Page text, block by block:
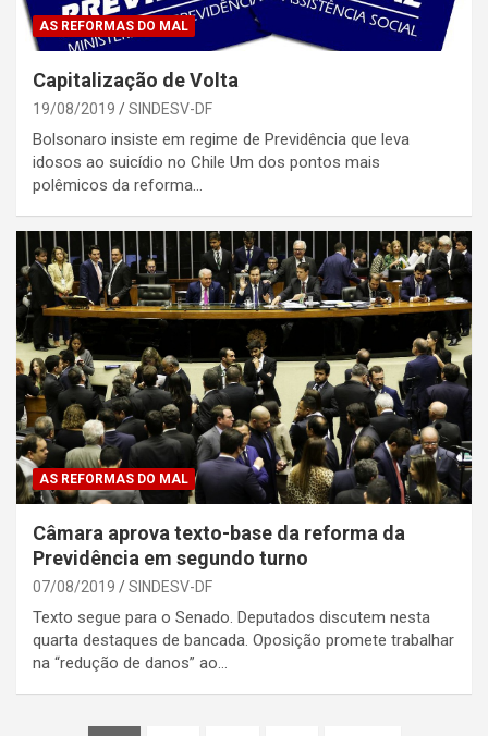
AS REFORMAS DO MAL
Capitalização de Volta
19/08/2019 SINDESV-DF
Bolsonaro insiste em regime de Previdência que leva
idosos ao suicídio no Chile Um dos pontos mais
polêmicos da reforma…
AS REFORMAS DO MAL
Câmara aprova texto-base da reforma da
Previdência em segundo turno
07/08/2019 SINDESV-DF
Texto segue para o Senado. Deputados discutem nesta
quarta destaques de bancada. Oposição promete trabalhar
na “redução de danos” ao…